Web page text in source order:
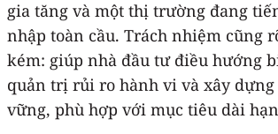
gia tăng và một thị trường đang
nhập toàn cầu. Trách nhiệm cũng
kém: giúp nhà đầu tư điều hướng
quản trị rủi ro hành vi và xây dựng
vững, phù hợp với mục tiêu dài